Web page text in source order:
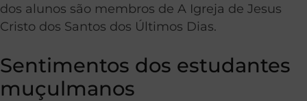
dos alunos são membros de A Igreja de Jesus
Cristo dos Santos dos Últimos Dias.
Sentimentos dos estudantes
muçulmanos